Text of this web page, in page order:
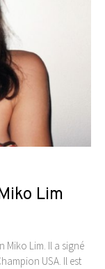
Lim
Lim. Il a signé
USA. Il est